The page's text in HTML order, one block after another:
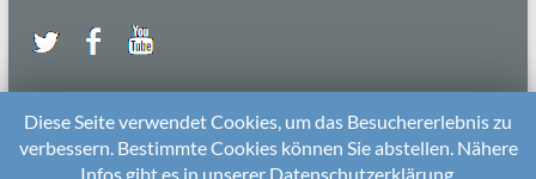
Diese Seite verwendet Cookies, um das Besuchererlebnis zu
verbessern. Bestimmte Cookies können Sie abstellen. Nähere
Infos gibt es in unserer Datenschutzerklärung.